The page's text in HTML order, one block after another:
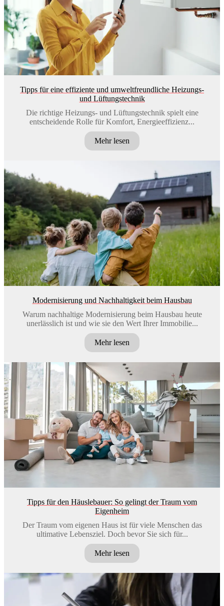
Tipps für eine effiziente und umweltfreundliche Heizungs-
und Lüftungstechnik
Die richtige Heizungs- und Lüftungstechnik spielt eine
entscheidende Rolle für Komfort, Energieeffizienz...
Mehr lesen
Modernisierung und Nachhaltigkeit beim Hausbau
Warum nachhaltige Modernisierung beim Hausbau heute
unerlässlich ist und wie sie den Wert Ihrer Immobilie...
Mehr lesen
Tipps für den Häuslebauer: So gelingt der Traum vom
Eigenheim
Der Traum vom eigenen Haus ist für viele Menschen das
ultimative Lebensziel. Doch bevor Sie sich für...
Mehr lesen